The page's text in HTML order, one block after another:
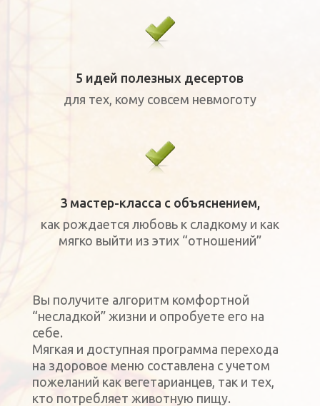
5 идей полезных десертов
для тех, кому совсем невмоготу
3 мастер-класса с объяснением,
как рождается любовь к сладкому и как
мягко выйти из этих “отношений”
Вы получите алгоритм комфортной
“несладкой” жизни и опробуете его на
себе.
Мягкая и доступная программа перехода
на здоровое меню составлена с учетом
пожеланий как вегетарианцев, так и тех,
кто потребляет животную пищу.